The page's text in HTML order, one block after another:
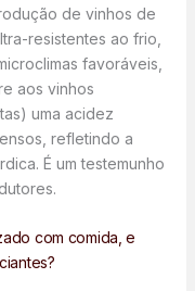
de vinhos de
resistentes ao frio,
favoráveis,
aos vinhos
uma acidez
refletindo a
É um testemunho
com comida, e